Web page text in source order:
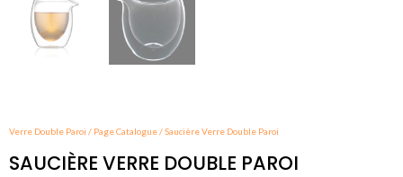
Verre Double Paroi / Page Catalogue/Saucière Verre Double Paroi
SAUCIÈRE VERRE DOUBLE PAROI